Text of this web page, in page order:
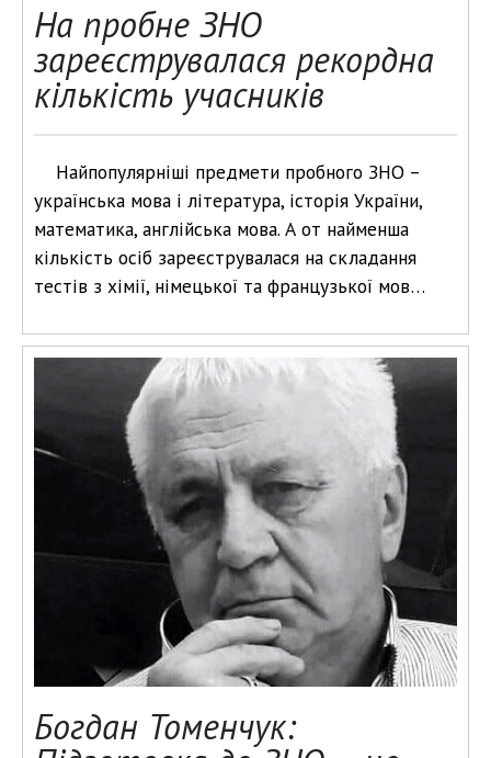
На пробне ЗНО
зареєструвалася рекордна
кількість учасників
Найпопулярніші предмети пробного ЗНО –
українська мова і література, історія України,
математика, англійська мова. А от найменша
кількість осіб зареєструвалася на складання
тестів з хімії, німецької та французької мов…
Богдан Томенчук: